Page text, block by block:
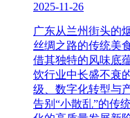
2025-11-26
广东从兰州街头的
丝绸之路的传统美
借其独特的风味底
饮行业中长盛不衰
级、数字化转型与
告别“小散乱”的传